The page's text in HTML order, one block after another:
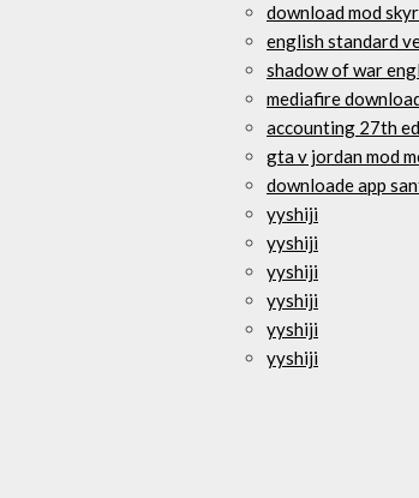
download mod
english standard
shadow of war
mediafire
accounting 27th
gta v jordan mod
downloade app
yyshiji
yyshiji
yyshiji
yyshiji
yyshiji
yyshiji